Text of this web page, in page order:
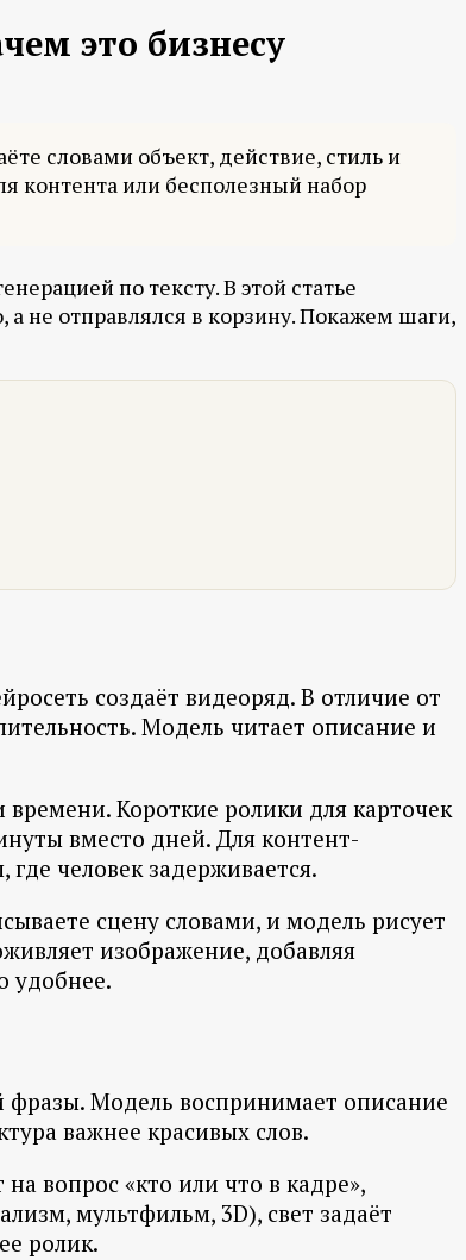
это бизнесу
словами объект, действие, стиль и
контента или бесполезный набор
по тексту. В этой статье
а не отправлялся в корзину. Покажем шаги,
создаёт видеоряд. В отличие от
Модель читает описание и
Короткие ролики для карточек
вместо дней. Для контент-
человек задерживается.
сцену словами, и модель рисует
изображение, добавляя
удобнее.
фразы. Модель воспринимает описание
важнее красивых слов.
вопрос «кто или что в кадре»,
мультфильм, 3D), свет задаёт
ролик.